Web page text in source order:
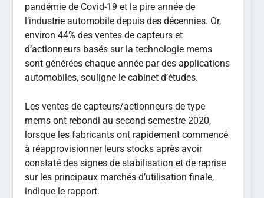
pandémie de Covid-19 et la pire année de
l’industrie automobile depuis des décennies. Or,
environ 44% des ventes de capteurs et
d’actionneurs basés sur la technologie mems
sont générées chaque année par des applications
automobiles, souligne le cabinet d’études.
Les ventes de capteurs/actionneurs de type
mems ont rebondi au second semestre 2020,
lorsque les fabricants ont rapidement commencé
à réapprovisionner leurs stocks après avoir
constaté des signes de stabilisation et de reprise
sur les principaux marchés d’utilisation finale,
indique le rapport.